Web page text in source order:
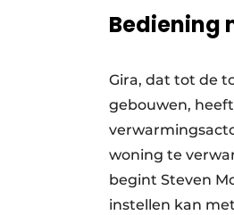
Bediening
Gira, dat tot de
gebouwen,
woning te
begint Steven
instellen kan